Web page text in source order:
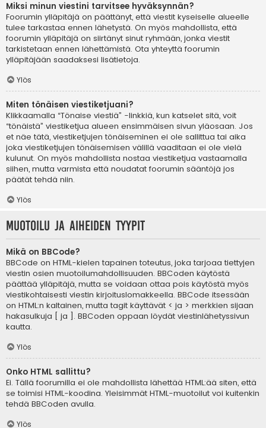
Miksi minun viestini tarvitsee hyväksynnän?
Foorumin ylläpitäjä on päättänyt, että viestit kyseiselle alueelle
tulee tarkastaa ennen lähetystä. On myös mahdollista, että
foorumin ylläpitäjä on siirtänyt sinut ryhmään, jonka viestit
tarkistetaan ennen lähettämistä. Ota yhteyttä foorumin
ylläpitäjään saadaksesi lisätietoja.
Ylös
Miten tönäisen viestiketjuani?
Klikkaamalla “Tönaise viestiä” -linkkiä, kun katselet sitä, voit
“tönäistä” viestiketjua alueen ensimmäisen sivun yläosaan. Jos
et näe tätä, viestiketjujen tönäiseminen ei ole sallittua tai aika
joka viestiketjujen tönäisemisen välillä vaaditaan ei ole vielä
kulunut. On myös mahdollista nostaa viestiketjua vastaamalla
siihen, mutta varmista että noudatat foorumin sääntöjä jos
päätät tehdä niin.
Ylös
Muotoilu ja aiheiden tyypit
Mikä on BBCode?
BBCode on HTML-kielen tapainen toteutus, joka tarjoaa tiettyjen
viestin osien muotoilumahdollisuuden. BBCoden käytöstä
päättää ylläpitäjä, mutta se voidaan ottaa pois käytöstä myös
viestikohtaisesti viestin kirjoituslomakkeella. BBCode itsessään
on HTML:n kaltainen, mutta tagit käyttävät < ja > merkkien sijaan
hakasulkuja [ ja ]. BBCoden oppaan löydät viestinlähetyssivun
kautta.
Ylös
Onko HTML sallittu?
Ei. Tällä foorumilla ei ole mahdollista lähettää HTML:ää siten, että
se toimisi HTML-koodina. Yleisimmät HTML-muotoilut voi kuitenkin
tehdä BBCoden avulla.
Ylös